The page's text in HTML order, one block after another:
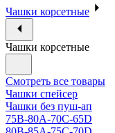
Чашки корсетные
Чашки корсетные
Смотреть все товары
Чашки спейсер
Чашки без пуш-ап
75В-80А-70С-65D